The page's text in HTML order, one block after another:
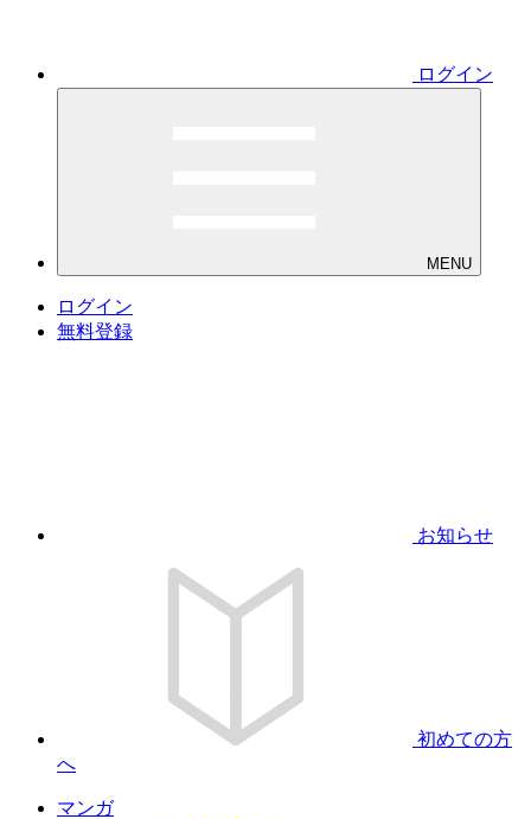
ログイン
MENU
ログイン
無料登録
お知らせ
初めての方
へ
マンガ